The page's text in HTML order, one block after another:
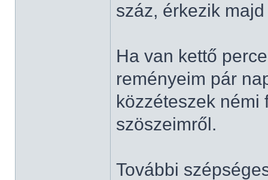
száz, érkezik
Ha van kettő
reményeim pár
közzéteszek némi
szöszeimről.
További